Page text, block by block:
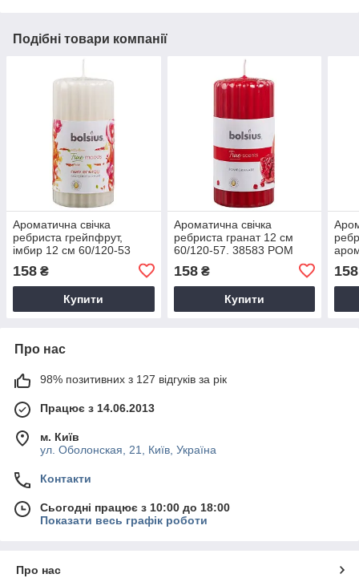
Подібні товари компанії
Ароматична свічка
ребриста грейпфрут,
імбир 12 см 60/120-53
158 ₴
Купити
Ароматична свічка
ребриста гранат 12 см
60/120-57. 38583 POM
158₴
Купити
158
Про нас
98% позитивних з 127 відгуків за рік
Працює з 14.06.2013
м. Київ
ул. Оболонская, 21, Київ, Україна
Контакти
Сьогодні працює з 10:00 до 18:00
Показати весь графік роботи
Про нас